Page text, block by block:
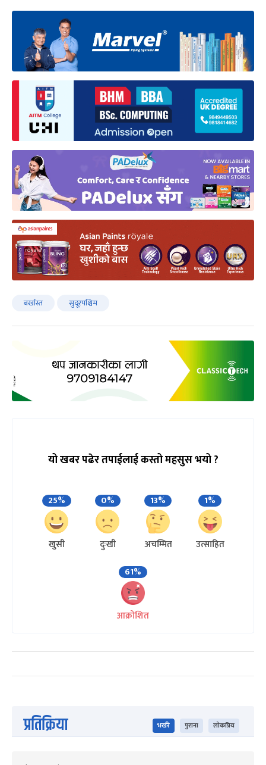
बर्खास्त सुदूरपश्चिम
यो खबर पढेर तपाईलाई कस्तो महसुस भयो ?
25%
खुसी
0%
दुःखी
13%
अचम्मित
1%
उत्साहित
61%
आक्रोशित
प्रतिक्रिया भर्खरै पुराना लोकप्रिय